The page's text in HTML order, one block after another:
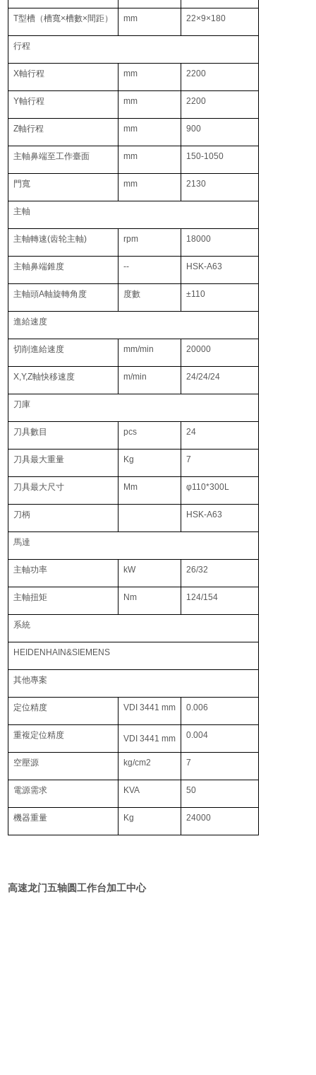
T型槽（槽寬×槽數×間距） mm 22×9×180
行程
X軸行程 mm 2200
Y軸行程 mm 2200
Z軸行程 mm 900
主軸鼻端至工作臺面 mm 150-1050
門寬 mm 2130
主軸
主軸轉速(齿轮主軸) rpm 18000
主軸鼻端錐度 -- HSK-A63
主軸頭A軸旋轉角度 度數 ±110
進給速度
切削進給速度 mm/min 20000
X,Y,Z軸快移速度 m/min 24/24/24
刀庫
刀具數目 pcs 24
刀具最大重量 Kg 7
刀具最大尺寸 Mm φ110*300L
刀柄 HSK-A63
馬達
主軸功率 kW 26/32
主軸扭矩 Nm 124/154
系統
HEIDENHAIN&SIEMENS
其他專案
定位精度 VDI 3441 mm 0.006
重複定位精度 VDI 3441 mm 0.004
空壓源 kg/cm2 7
電源需求 KVA 50
機器重量 Kg 24000
高速龙门五轴圆工作台加工中心